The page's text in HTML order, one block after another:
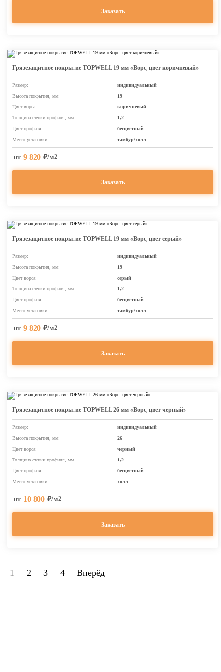
Заказать
Грязезащитное покрытие TOPWELL 19 мм «Ворс, цвет коричневый»
Размер:
индивидуальный
Высота покрытия, мм:
19
Цвет ворса:
коричневый
Толщина стенки профиля, мм:
1,2
Цвет профиля:
бесцветный
Место установки:
тамбур/холл
от 9 820 ₽/м2
Заказать
Грязезащитное покрытие TOPWELL 19 мм «Ворс, цвет серый»
Размер:
индивидуальный
Высота покрытия, мм:
19
Цвет ворса:
серый
Толщина стенки профиля, мм:
1,2
Цвет профиля:
бесцветный
Место установки:
тамбур/холл
от 9 820 ₽/м2
Заказать
Грязезащитное покрытие TOPWELL 26 мм «Ворс, цвет черный»
Размер:
индивидуальный
Высота покрытия, мм:
26
Цвет ворса:
черный
Толщина стенки профиля, мм:
1,2
Цвет профиля:
бесцветный
Место установки:
холл
от 10 800 ₽/м2
Заказать
1 2 3 4 Вперёд